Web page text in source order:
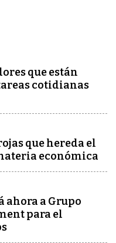
que están
cotidianas
que hereda el
económica
ahora a Grupo
para el